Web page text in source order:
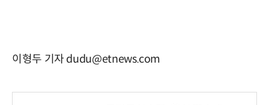
이형두 기자 dudu@etnews.com